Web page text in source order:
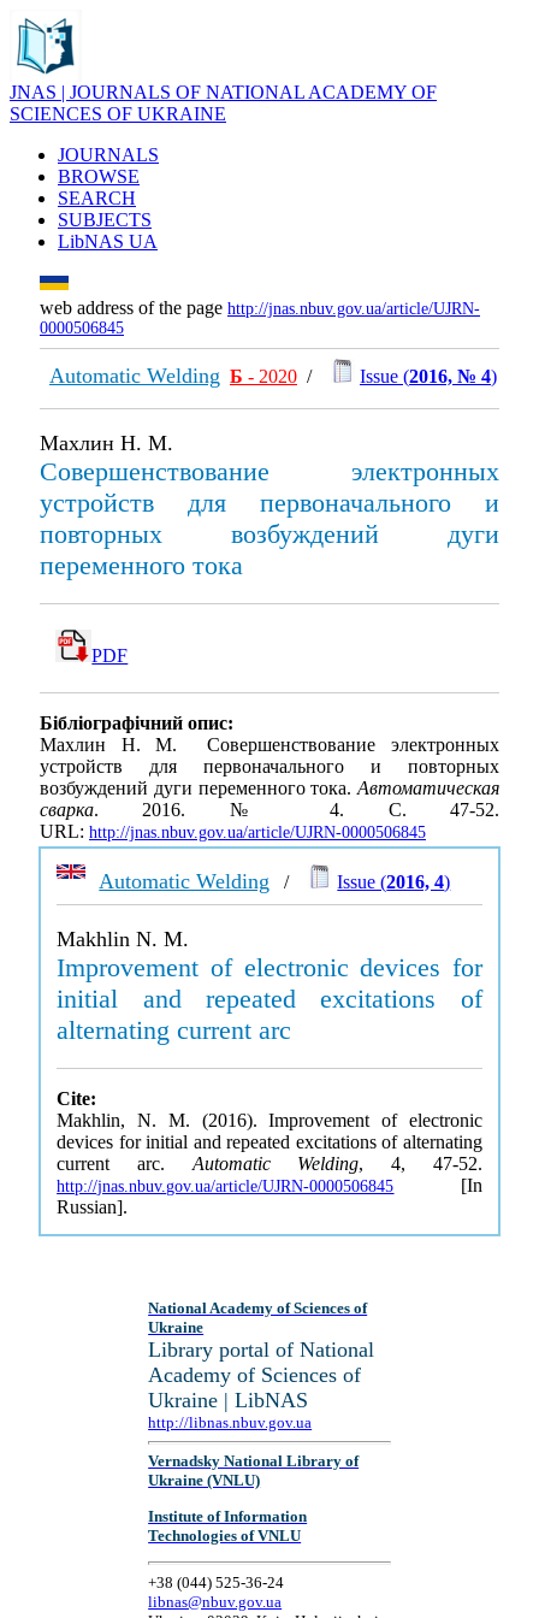
JNAS | JOURNALS OF NATIONAL ACADEMY OF
SCIENCES OF UKRAINE
JOURNALS
BROWSE
SEARCH
SUBJECTS
LibNAS UA
web address of the page http://jnas.nbuv.gov.ua/article/UJRN-
0000506845
Automatic Welding Б - 2020 / Issue (2016, № 4)
Махлин Н. М.
Совершенствование электронных
устройств для первоначального и
повторных возбуждений дуги
переменного тока
PDF
Бібліографічний опис:
Махлин Н. М. Совершенствование электронных
устройств для первоначального и повторных
возбуждений дуги переменного тока.Автоматическая
сварка. 2016. № 4. С. 47-52.
URL: http://jnas.nbuv.gov.ua/article/UJRN-0000506845
Automatic Welding / Issue (2016, 4)
Makhlin N. M.
Improvement of electronic devices for
initial and repeated excitations of
alternating current arc
Cite:
Makhlin, N. M. (2016). Improvement of electronic
devices for initial and repeated excitations of alternating
current arc. Automatic Welding, 4, 47-52.
http://jnas.nbuv.gov.ua/article/UJRN-0000506845 [In
Russian].
National Academy of Sciences of
Ukraine
Library portal of National
Academy of Sciences of
Ukraine | LibNAS
http://libnas.nbuv.gov.ua
Vernadsky National Library of
Ukraine (VNLU)
Institute of Information
Technologies of VNLU
+38 (044) 525-36-24
libnas@nbuv.gov.ua